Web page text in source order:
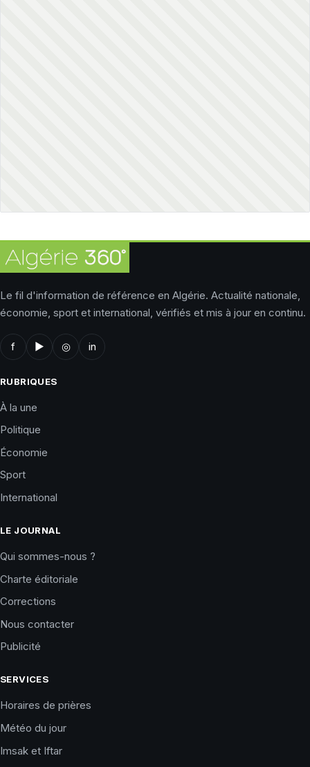
Le fil d'information de référence en Algérie. Actualité nationale,
économie, sport et international, vérifiés et mis à jour en continu.
f ▶ ◎ in
RUBRIQUES
À la une
Politique
Économie
Sport
International
LE JOURNAL
Qui sommes-nous ?
Charte éditoriale
Corrections
Nous contacter
Publicité
SERVICES
Horaires de prières
Météo du jour
Imsak et Iftar